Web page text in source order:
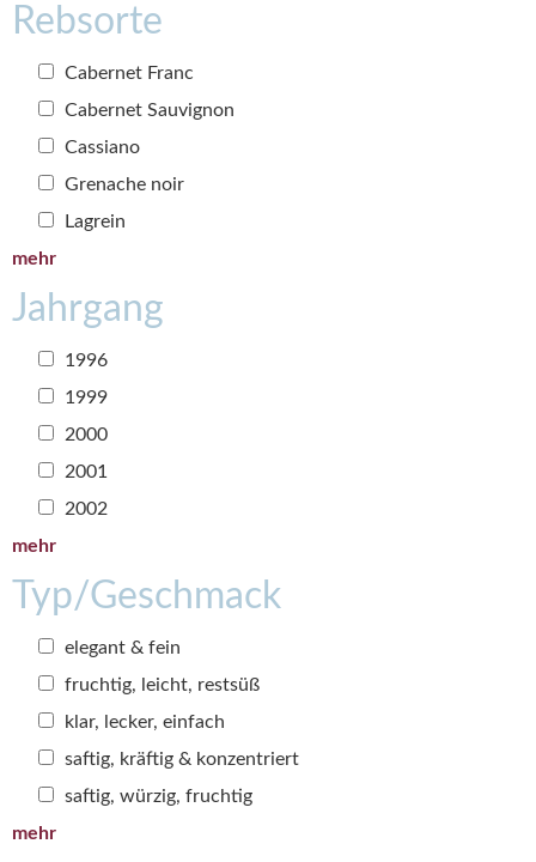
Rebsorte
Cabernet Franc
Cabernet Sauvignon
Cassiano
Grenache noir
Lagrein
mehr
Jahrgang
1996
1999
2000
2001
2002
mehr
Typ/Geschmack
elegant & fein
fruchtig, leicht, restsüß
klar, lecker, einfach
saftig, kräftig & konzentriert
saftig, würzig, fruchtig
mehr